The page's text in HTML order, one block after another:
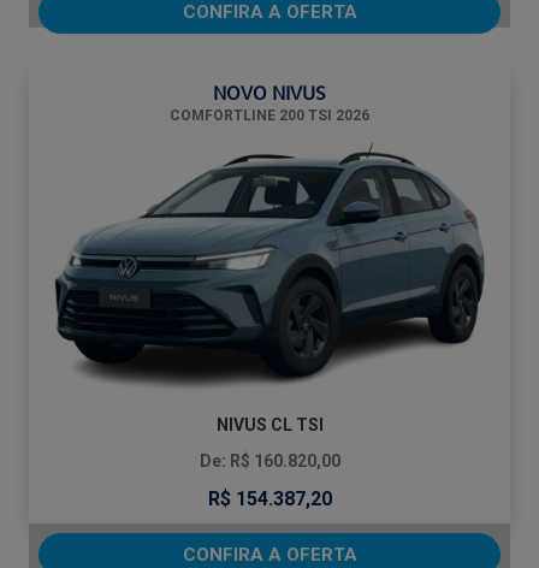
CONFIRA A OFERTA
NOVO NIVUS
COMFORTLINE 200 TSI 2026
NIVUS CL TSI
De: R$ 160.820,00
R$ 154.387,20
CONFIRA A OFERTA